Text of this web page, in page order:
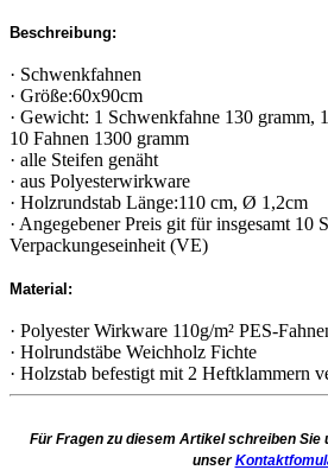
Beschreibung:
· Schwenkfahnen
· Größe:60x90cm
· Gewicht: 1 Schwenkfahne 130 gramm,
10 Fahnen 1300 gramm
· alle Steifen genäht
· aus Polyesterwirkware
· Holzrundstab Länge:110 cm, Ø 1,2cm
· Angegebener Preis git für insgesamt 10
Verpackungeseinheit (VE)
Material:
· Polyester Wirkware 110g/m² PES-
· Holrundstäbe Weichholz Fichte
· Holzstab befestigt mit 2 Heftklammern
Für Fragen zu diesem Artikel schreiben Sie
unser